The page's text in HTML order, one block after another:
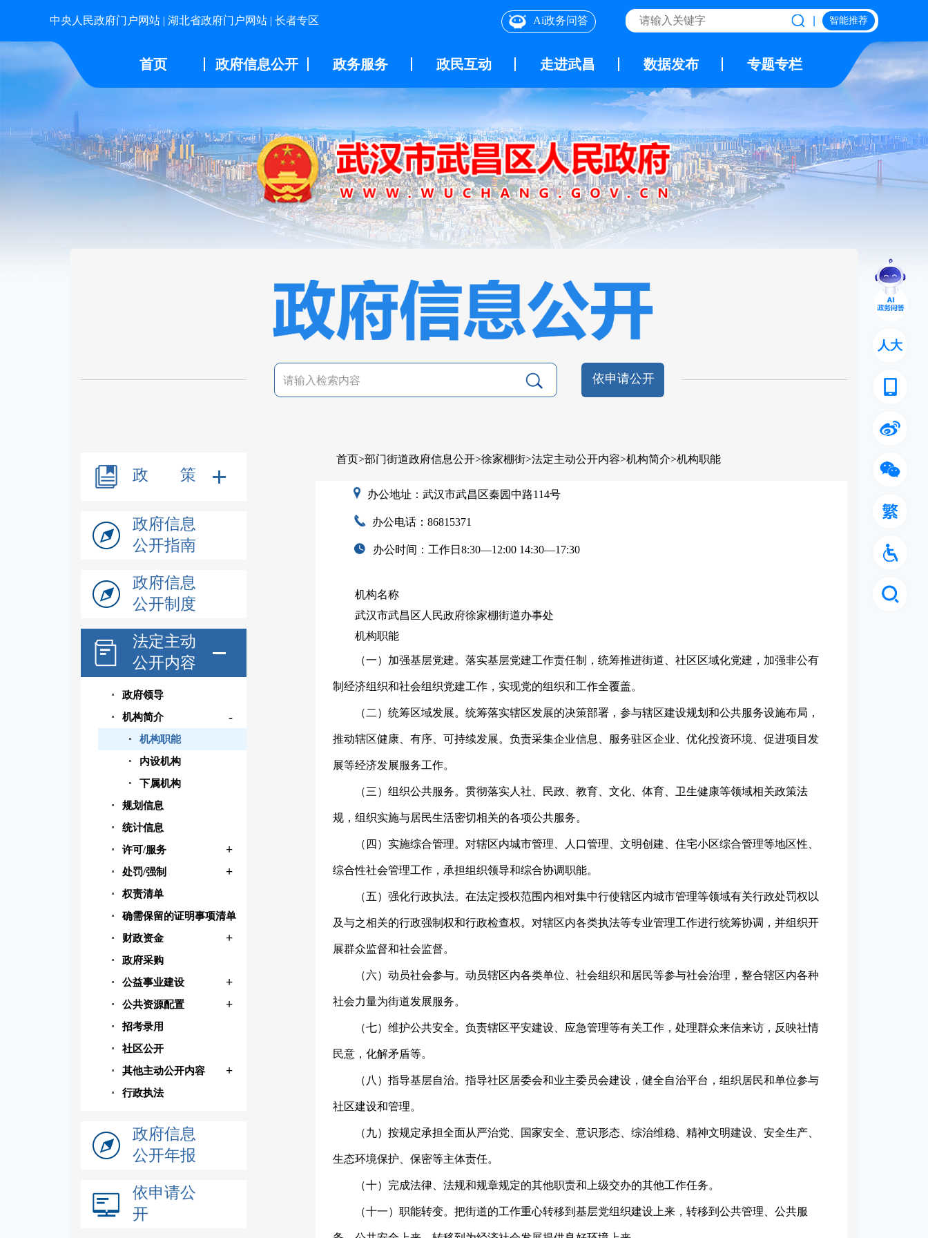
Ai政务问答
中央人民政府门户网站 | 湖北省政府门户网站 | 长者专区 智能推荐
首页 政府信息公开 政务服务 政民互动 走进武昌 数据发布 专题专栏
依申请公开
政 策
政府信息
公开指南
政府信息
公开制度
法定主动
公开内容
政府领导
机构简介
-
机构职能
内设机构
下属机构
规划信息
统计信息
许可/服务
+
处罚/强制 +
权责清单
确需保留的证明事项清单
财政资金
+
政府采购
公益事业建设
+
公共资源配置 +
招考录用
社区公开
其他主动公开内容
+
行政执法
政府信息
公开年报
依申请公
开
首页>部门街道政府信息公开>徐家棚街>法定主动公开内容>机构简介>机构职能
办公地址：武汉市武昌区秦园中路114号
办公电话：86815371
办公时间：工作日8:30—12:00 14:30—17:30
机构名称
武汉市武昌区人民政府徐家棚街道办事处
机构职能
（一）加强基层党建。落实基层党建工作责任制，统筹推进街道、社区区域化党建，加强非公有
制经济组织和社会组织党建工作，实现党的组织和工作全覆盖。
（二）统筹区域发展。统筹落实辖区发展的决策部署，参与辖区建设规划和公共服务设施布局，
推动辖区健康、有序、可持续发展。负责采集企业信息、服务驻区企业、优化投资环境、促进项目发
展等经济发展服务工作。
（三）组织公共服务。贯彻落实人社、民政、教育、文化、体育、卫生健康等领域相关政策法
规，组织实施与居民生活密切相关的各项公共服务。
（四）实施综合管理。对辖区内城市管理、人口管理、文明创建、住宅小区综合管理等地区性、
综合性社会管理工作，承担组织领导和综合协调职能。
（五）强化行政执法。在法定授权范围内相对集中行使辖区内城市管理等领域有关行政处罚权以
及与之相关的行政强制权和行政检查权。对辖区内各类执法等专业管理工作进行统筹协调，并组织开
展群众监督和社会监督。
（六）动员社会参与。动员辖区内各类单位、社会组织和居民等参与社会治理，整合辖区内各种
社会力量为街道发展服务。
（七）维护公共安全。负责辖区平安建设、应急管理等有关工作，处理群众来信来访，反映社情
民意，化解矛盾等。
（八）指导基层自治。指导社区居委会和业主委员会建设，健全自治平台，组织居民和单位参与
社区建设和管理。
（九）按规定承担全面从严治党、国家安全、意识形态、综治维稳、精神文明建设、安全生产、
生态环境保护、保密等主体责任。
（十）完成法律、法规和规章规定的其他职责和上级交办的其他工作任务。
（十一）职能转变。把街道的工作重心转移到基层党组织建设上来，转移到公共管理、公共服
人大